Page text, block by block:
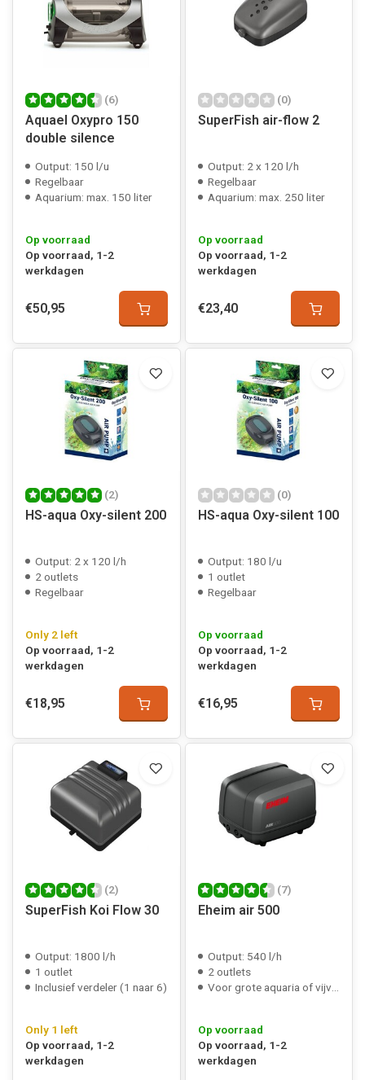
(6)
Aquael Oxypro 150
double silence
Output: 150 l/u
Regelbaar
Aquarium: max. 150 liter
Op voorraad
Op voorraad, 1-2
werkdagen
€50,95
(0)
SuperFish air-flow 2
Output: 2 x 120 l/h
Regelbaar
Aquarium: max. 250 liter
Op voorraad
Op voorraad, 1-2
werkdagen
€23,40
(2)
HS-aqua Oxy-silent 200
Output: 2 x 120 l/h
2 outlets
Regelbaar
Only 2 left
Op voorraad, 1-2
werkdagen
€18,95
(0)
HS-aqua Oxy-silent 100
Output: 180 l/u
1 outlet
Regelbaar
Op voorraad
Op voorraad, 1-2
werkdagen
€16,95
(2)
SuperFish Koi Flow 30
Output: 1800 l/h
1 outlet
Inclusief verdeler (1 naar 6)
Only 1 left
Op voorraad, 1-2
werkdagen
(7)
Eheim air 500
Output: 540 l/h
2 outlets
Voor grote aquaria of vijver
Op voorraad
Op voorraad, 1-2
werkdagen